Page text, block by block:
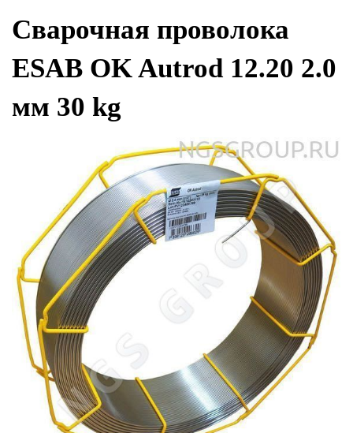
Сварочная проволока
ESAB OK Autrod 12.20 2.0
мм 30 kg